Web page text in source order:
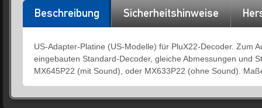
Beschreibung Sicherheitshinweise
US-Adapter-Platine (US-Modelle) für PluX22-Decoder. Zum
eingebauten Standard-Decoder, gleiche Abmessungen und
MX645P22 (mit Sound), oder MX633P22 (ohne Sound).